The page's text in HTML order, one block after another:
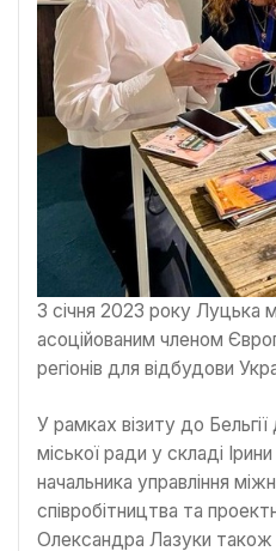
З січня 2023 року Луцька
асоційованим членом
регіонів для відбудови
У рамках візиту до
міської ради у складі
начальника управління
співробітництва та
Олександра Лазуки також